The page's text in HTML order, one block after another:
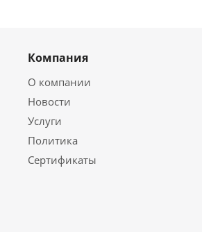
Компания
О компании
Новости
Услуги
Политика
Сертификаты